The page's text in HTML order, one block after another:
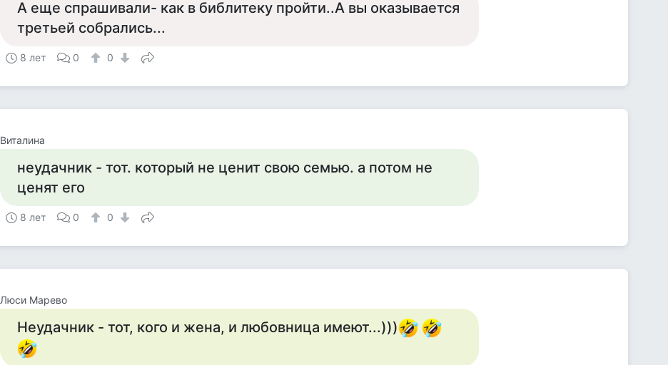
А еще спрашивали- как в библитеку пройти..А вы оказывается
третьей собрались...
8 лет 0 0
Виталина
неудачник - тот. который не ценит свою семью. а потом не
ценят его
8 лет 0 0
Люси Марево
Неудачник - тот, кого и жена, и любовница имеют...)))